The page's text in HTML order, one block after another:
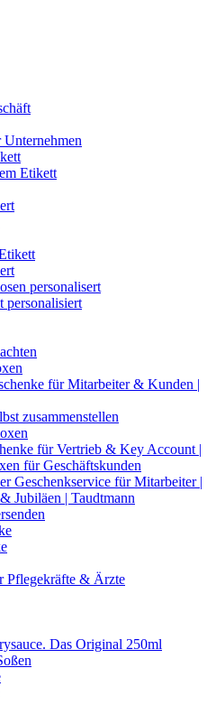
Unternehmen
Etikett
personalisert
personalisiert
für Mitarbeiter & Kunden |
zusammenstellen
für Vertrieb & Key Account |
für Geschäftskunden
Geschenkservice für Mitarbeiter |
Jubiläen | Taudtmann
Pflegekräfte & Ärzte
Das Original 250ml